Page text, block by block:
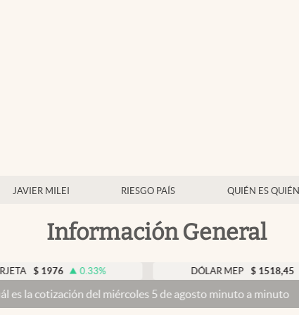
JAVIER MILEI RIESGO PAÍS QUIÉN ES QUIÉN
Información General
0.33% DÓLAR MEP $ 1518,45 -0.05%
del miércoles 5 de agosto minuto a minuto